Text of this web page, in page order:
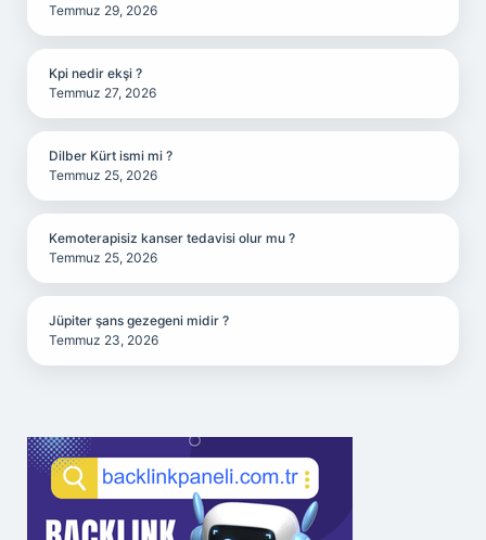
Temmuz 29, 2026
Kpi nedir ekşi ?
Temmuz 27, 2026
Dilber Kürt ismi mi ?
Temmuz 25, 2026
Kemoterapisiz kanser tedavisi olur mu ?
Temmuz 25, 2026
Jüpiter şans gezegeni midir ?
Temmuz 23, 2026